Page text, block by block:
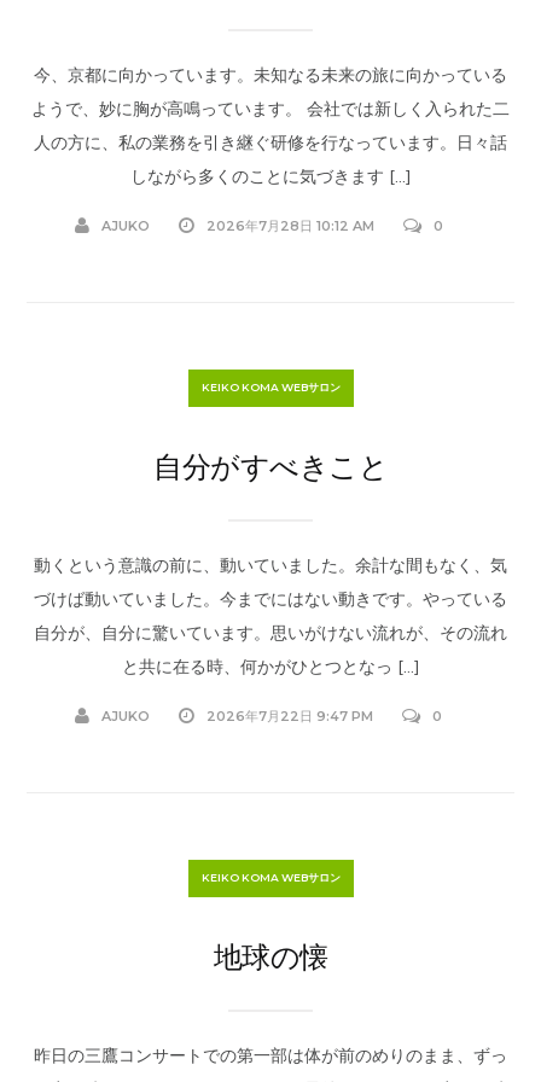
今、京都に向かっています。未知なる未来の旅に向かっている
ようで、妙に胸が高鳴っています。 会社では新しく入られた二
人の方に、私の業務を引き継ぐ研修を行なっています。日々話
しながら多くのことに気づきます […]
AJUKO 2026年7月28日 10:12 AM 0
KEIKO KOMA WEBサロン
自分がすべきこと
動くという意識の前に、動いていました。余計な間もなく、気
づけば動いていました。今までにはない動きです。やっている
自分が、自分に驚いています。思いがけない流れが、その流れ
と共に在る時、何かがひとつとなっ […]
AJUKO 2026年7月22日 9:47 PM 0
KEIKO KOMA WEBサロン
地球の懐
昨日の三鷹コンサートでの第一部は体が前のめりのまま、ずっ